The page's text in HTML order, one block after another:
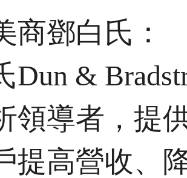
商鄧白氏：
Dun &
領導者，提
提高營收、